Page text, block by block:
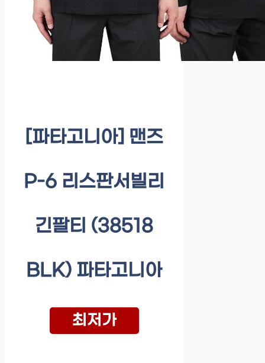
[파타고니아] 맨즈
P-6 리스판서빌리
긴팔티 (38518
BLK) 파타고니아
최저가